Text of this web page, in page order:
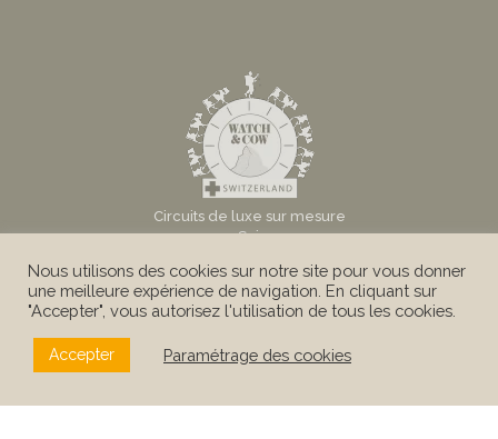
Circuits de luxe sur mesure
en Suisse
© Au Tigre Vanillé Sàrl -Mentions légales
Nous utilisons des cookies sur notre site pour vous donner
une meilleure expérience de navigation. En cliquant sur
"Accepter", vous autorisez l'utilisation de tous les cookies.
Accepter Paramétrage des cookies